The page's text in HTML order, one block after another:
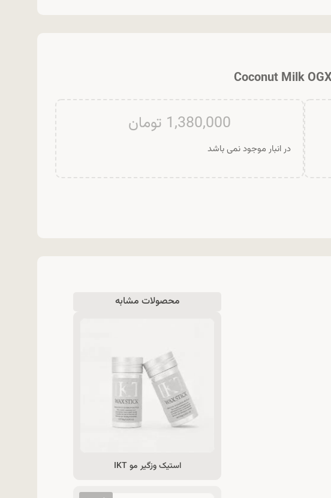
1,380,000 تومان
در انبار موجود نمی باشد
محصولات مشابه
استیک وزگیر مو IKT